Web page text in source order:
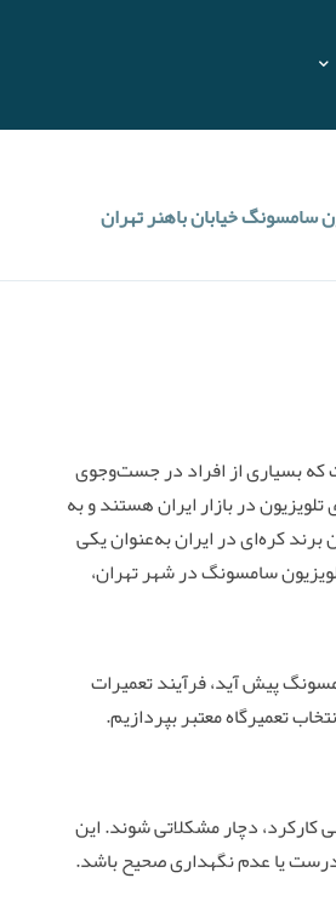
سامسونگ خیابان باهنر تهران
که بسیاری از افراد در جست‌وجوی
در بازار ایران هستند و به
برند کره‌ای در ایران به‌عنوان یکی
سامسونگ در شهر تهران،
پیش آید، فرآیند تعمیرات
تعمیرگاه معتبر بپردازیم.
دچار مشکلاتی شوند. این
یا عدم نگهداری صحیح باشد.